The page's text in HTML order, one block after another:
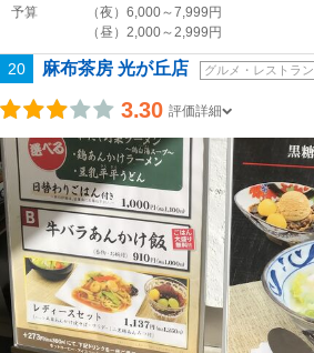
予算
（夜）6,000～7,999円
（昼）2,000～2,999円
20 麻布茶房 光が丘店 グルメ・レストラン
3.30 評価詳細